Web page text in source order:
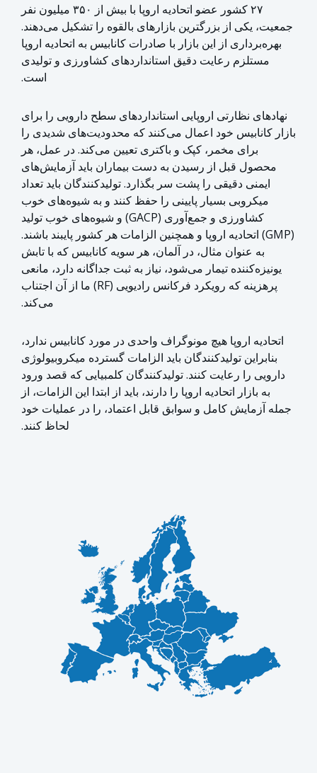
۲۷ کشور عضو اتحادیه اروپا با بیش از ۳۵۰ میلیون نفر
جمعیت، یکی از بزرگترین بازارهای بالقوه را تشکیل می‌دهند.
بهره‌برداری از این بازار با صادرات کانابیس به اتحادیه اروپا
مستلزم رعایت دقیق استانداردهای کشاورزی و تولیدی
است.
نهادهای نظارتی اروپایی استانداردهای سطح دارویی را برای
بازار کانابیس خود اعمال می‌کنند که محدودیت‌های شدیدی را
برای مخمر، کپک و باکتری تعیین می‌کند. در عمل، هر
محصول قبل از رسیدن به دست بیماران باید آزمایش‌های
ایمنی دقیقی را پشت سر بگذارد. تولیدکنندگان باید تعداد
میکروبی بسیار پایینی را حفظ کنند و به شیوه‌های خوب
کشاورزی و جمع‌آوری (GACP) و شیوه‌های خوب تولید
(GMP) اتحادیه اروپا و همچنین الزامات هر کشور پایبند باشند.
به عنوان مثال، در آلمان، هر سویه کانابیس که با تابش
یونیزه‌کننده تیمار می‌شود، نیاز به ثبت جداگانه دارد، مانعی
پرهزینه که رویکرد فرکانس رادیویی (RF) ما از آن اجتناب
می‌کند.
اتحادیه اروپا هیچ مونوگراف واحدی در مورد کانابیس ندارد،
بنابراین تولیدکنندگان باید الزامات گسترده میکروبیولوژی
دارویی را رعایت کنند. تولیدکنندگان کلمبیایی که قصد ورود
به بازار اتحادیه اروپا را دارند، باید از ابتدا این الزامات، از
جمله آزمایش کامل و سوابق قابل اعتماد، را در عملیات خود
لحاظ کنند.